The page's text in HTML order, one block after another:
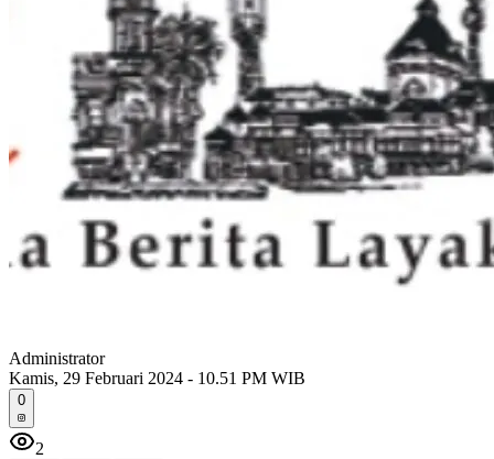
Administrator
Kamis, 29 Februari 2024 - 10.51 PM WIB
0
2